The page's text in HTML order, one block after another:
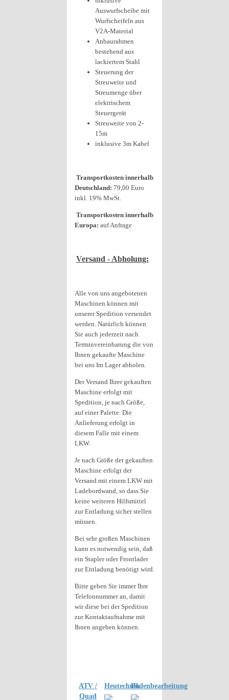
Auswurfscheibe mit
Wurfscheifeln aus
V2A-Material
Anbaurahmen
bestehend aus
lackiertem Stahl
Steuerung der
Streuweite und
Streumenge über
elektrischem
Steuergerät
Streuweite von 2-
15m
inklusive 3m Kabel
Transportkosten innerhalb
Deutschland: 79,00 Euro
inkl. 19% MwSt.
Transportkosten innerhalb
Europa: auf Anfrage
Versand - Abholung:
Alle von uns angebotenen
Maschinen können mit
unserer Spedition versendet
werden. Natürlich können
Sie auch jederzeit nach
Terminvereinbarung die von
Ihnen gekaufte Maschine
bei uns Im Lager abholen.
Der Versand Ihrer gekauften
Maschine erfolgt mit
Spedition, je nach Größe,
auf einer Palette. Die
Anlieferung erfolgt in
diesem Falle mit einem
LKW.
Je nach Größe der gekauften
Maschine erfolgt der
Versand mit einem LKW mit
Ladebordwand, so dass Sie
keine weiteren Hilfsmittel
zur Entladung sicher stellen
müssen.
Bei sehr großen Maschinen
kann es notwendig sein, daß
ein Stapler oder Frontlader
zur Entladung benötigt wird.
Bitte geben Sie immer Ihre
Telefonnummer an, damit
wir diese bei der Spedition
zur Kontaktaufnahme mit
Ihnen angeben können.
ATV /
Quad
HeutechnikBodenbearbeitung